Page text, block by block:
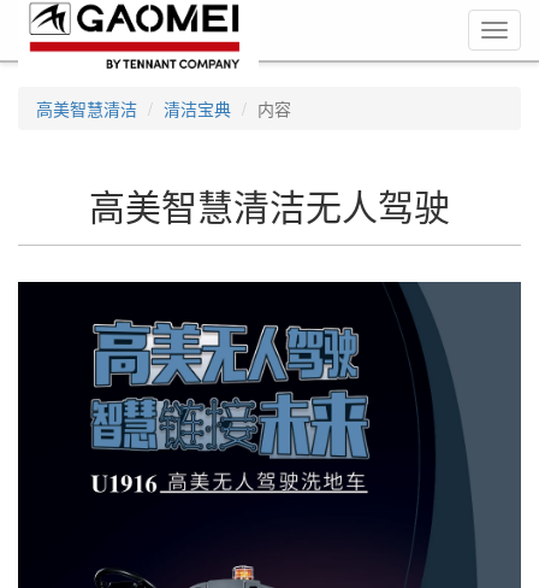
高美智慧清洁 清洁宝典 内容
高美智慧清洁无人驾驶